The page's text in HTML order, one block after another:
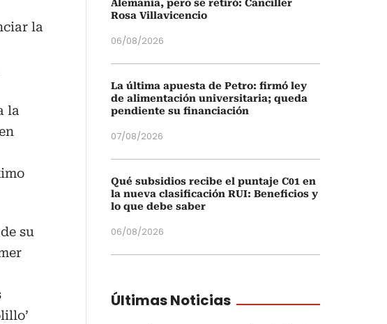
la
la
su
Alemania, pero se retiró: Canciller
Rosa Villavicencio
06/08/2026
La última apuesta de Petro: firmó ley
de alimentación universitaria; queda
pendiente su financiación
07/08/2026
Qué subsidios recibe el puntaje C01 en
la nueva clasificación RUI: Beneficios y
lo que debe saber
06/08/2026
Últimas Noticias